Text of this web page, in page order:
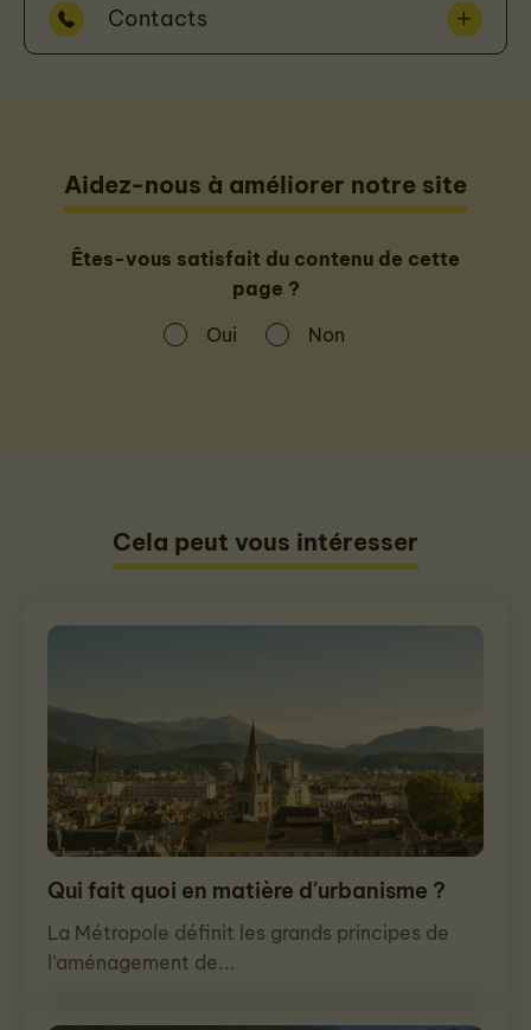
Contacts
Aidez-nous à améliorer notre site
Êtes-vous satisfait du contenu de cette
page ?
Oui
Non
Cela peut vous intéresser
Qui fait quoi en matière d'urbanisme ?
La Métropole définit les grands principes de
l’aménagement de...